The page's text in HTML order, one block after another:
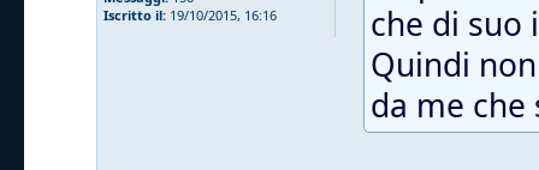
Iscritto il: 19/10/2015, 16:16
che di suo
Quindi
da me